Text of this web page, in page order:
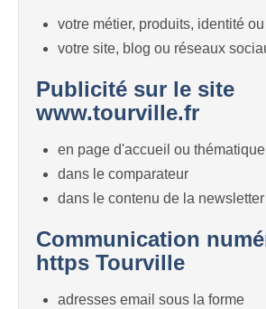
votre métier, produits, identité
votre site, blog ou réseaux
Publicité sur le site
www.tourville.fr
en page d'accueil ou thématique
dans le comparateur
dans le contenu de la newsletter
Communication
https Tourville
adresses email sous la forme